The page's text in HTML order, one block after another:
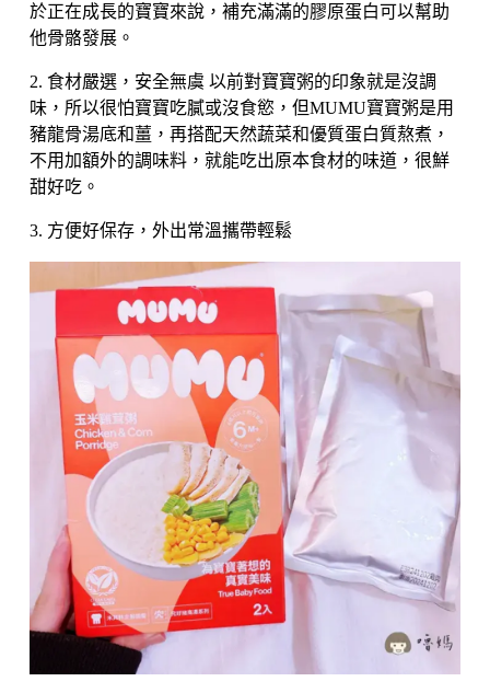
於正在成長的寶寶來說，補充滿滿的膠原蛋白可以幫助
他骨骼發展。
2. 食材嚴選，安全無虞 以前對寶寶粥的印象就是沒調
味，所以很怕寶寶吃膩或沒食慾，但MUMU寶寶粥是用
豬龍骨湯底和薑，再搭配天然蔬菜和優質蛋白質熬煮，
不用加額外的調味料，就能吃出原本食材的味道，很鮮
甜好吃。
3. 方便好保存，外出常溫攜帶輕鬆